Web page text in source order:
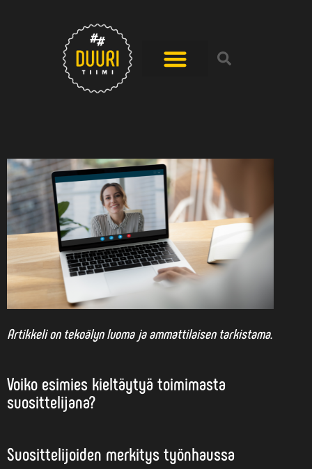
Artikkeli on tekoälyn luoma ja ammattilaisen tarkistama.
Voiko esimies kieltäytyä toimimasta
suosittelijana?
Suosittelijoiden merkitys työnhaussa